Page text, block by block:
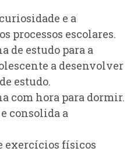
e a
processos escolares.
de estudo para a
a desenvolver
estudo.
com hora para dormir.
consolida a
exercícios físicos